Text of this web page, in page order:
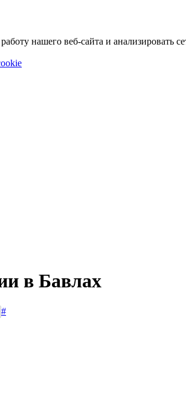
нашего веб-сайта и анализировать
в Бавлах
#